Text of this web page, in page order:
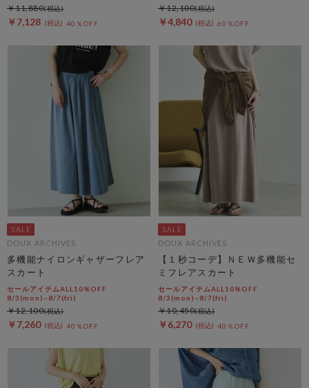
￥7,128 40％OFF
￥11,880
￥4,840 60％OFF
￥12,100
DOUX ARCHIVES
多機能ナイロンギャザーフレア
スカート
セールアイテムALL10%OFF
8/3(mon)~8/7(fri)
￥7,260 40％OFF
￥12,100
DOUX ARCHIVES
【１秒コーデ】ＮＥＷ多機能セ
ミフレアスカート
セールアイテムALL10%OFF
8/3(mon)~8/7(fri)
￥6,270 40％OFF
￥10,450